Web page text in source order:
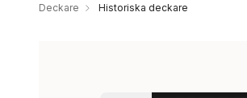
Deckare Historiska deckare